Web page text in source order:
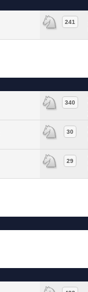
241
340
30
29